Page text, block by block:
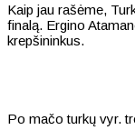
Kaip jau rašėme,
finalą. Ergino
krepšininkus.
Po mačo turkų vyr.